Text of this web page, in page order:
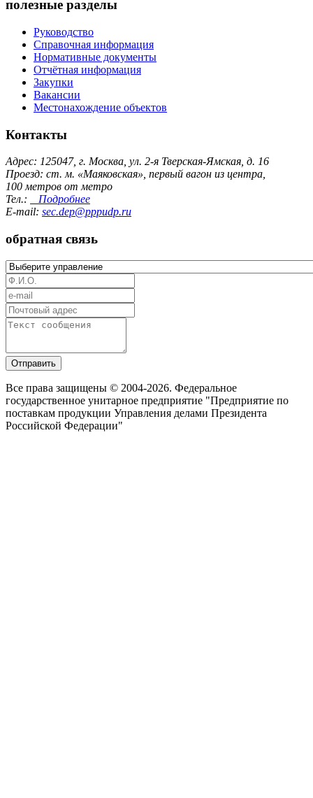
полезные разделы
Руководство
Справочная информация
Нормативные документы
Отчётная информация
Закупки
Вакансии
Местонахождение объектов
Контакты
Адрес: 125047, г. Москва, ул. 2-я Тверская-Ямская, д. 16
Проезд: ст. м. «Маяковская», первый вагон из центра,
100 метров от метро
Тел.:
Подробнее
E-mail: sec.dep@pppudp.ru
обратная связь
Отправить
Все права защищены © 2004-2026. Федеральное
государственное унитарное предприятие "Предприятие по
поставкам продукции Управления делами Президента
Российской Федерации"